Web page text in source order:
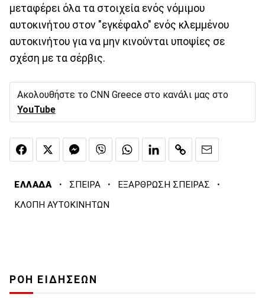
μεταφέρει όλα τα στοιχεία ενός νόμιμου
αυτοκινήτου στον "εγκέφαλο" ενός κλεμμένου
αυτοκινήτου για να μην κινούνται υποψίες σε
σχέση με τα σέρβις.
Ακολουθήστε το CNN Greece στο κανάλι μας στο
YouTube
ΕΛΛΑΔΑ · ΣΠΕΙΡΑ · ΕΞΑΡΘΡΩΣΗ ΣΠΕΙΡΑΣ ·
ΚΛΟΠΗ ΑΥΤΟΚΙΝΗΤΩΝ
ΡΟΗ ΕΙΔΗΣΕΩΝ